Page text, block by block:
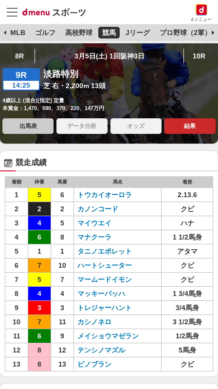
dメニュー
MLB ゴルフ 高校野球 競馬 Jリーグ プロ野球（2軍）
8R 3月5日(土) 1回阪神3日 10R
9R
14:25
淡路特別
芝 右・2,200m 13頭
4歳以上 (混合)[指定] 定量
本賞金：1,470、590、370、220、147万円
出馬表 データ分析 オッズ 結果
競走成績
着順 枠番 馬番 馬名 着差
1 5 6 トウカイオーロラ
2.13.6
2
2 2 カノンコード
クビ
3
4 5 マイウエイ
ハナ
4
6 8 マナクーラ
1 1/2馬身
5
1 1 タニノエポレット
アタマ
6
7 10 ハートシューター
クビ
7
5 7 マームードイモン
クビ
8
4 4 マッキーバッハ
1 3/4馬身
9
3 3 トレジャーハント
3/4馬身
10
7 11 カシノネロ
3 1/2馬身
11
6 9 メイショウマゼラン
1/2馬身
12
8 12 テンシノマズル
5馬身
13
8 13 ピノブラン クビ